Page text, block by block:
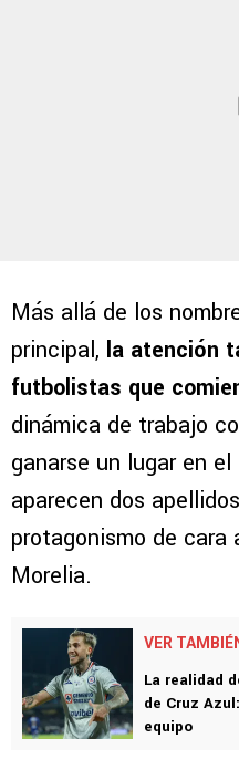
Más allá de los
principal, la atención
futbolistas que
dinámica de trabajo
ganarse un lugar en
aparecen dos
protagonismo de cara
Morelia.
VER
La realidad
de Cruz
equipo